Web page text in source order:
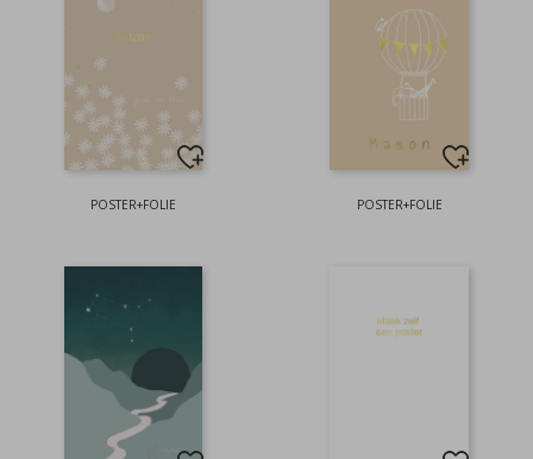
POSTER+FOLIE POSTER+FOLIE